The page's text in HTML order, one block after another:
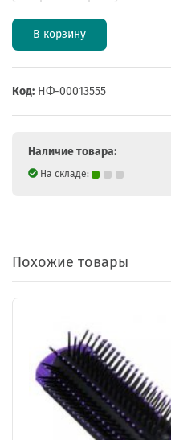
В корзину
Код: НФ-00013555
Наличие товара:
На складе:
Похожие товары